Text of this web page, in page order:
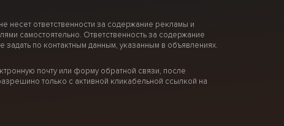
несет ответственности за содержание рекламы и
самостоятельно. Ответственность за содержание
по контактным данным, указанным в объявлениях.
почту или форму обратной связи, после
только с активной кликабельной ссылкой на